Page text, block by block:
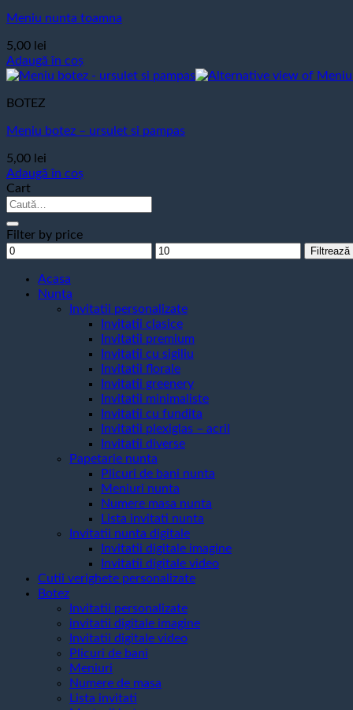
Meniu nunta toamna
5,00 lei
Adaugă în coș
BOTEZ
Meniu botez – ursulet si pampas
5,00 lei
Adaugă în coș
Cart
Caută
Filter by price
Preț
Preț
Filtrează
Acasa
Nunta
Invitatii personalizate
Invitatii clasice
Invitatii premium
Invitatii cu sigiliu
Invitatii florale
Invitatii greenery
Invitatii minimaliste
Invitatii cu fundita
Invitatii plexiglas – acril
Invitatii diverse
Papetarie nunta
Plicuri de bani nunta
Meniuri nunta
Numere masa nunta
Lista invitati nunta
Invitatii nunta digitale
Invitatii digitale imagine
Invitatii digitale video
Cutii verighete personalizate
Botez
Invitatii personalizate
invitatii digitale imagine
Invitatii digitale video
Plicuri de bani
Meniuri
Numere de masa
Lista invitati